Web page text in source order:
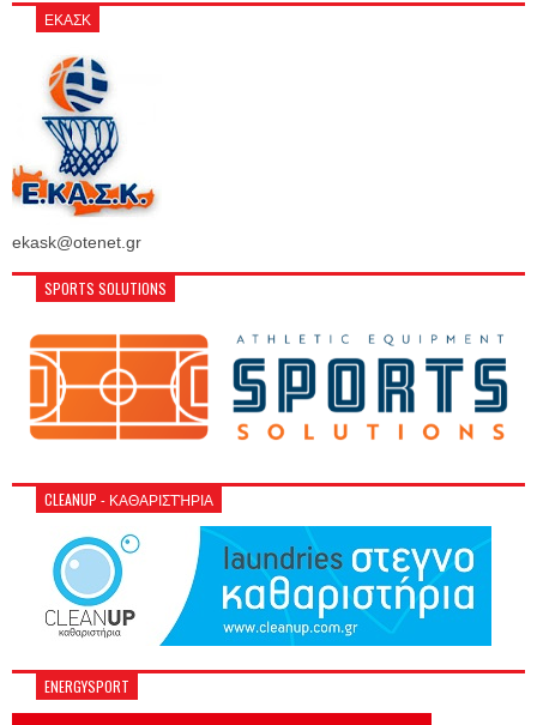
ΕΚΑΣΚ
ekask@otenet.gr
SPORTS SOLUTIONS
CLEANUP - ΚΑΘΑΡΙΣΤΉΡΙΑ
ENERGYSPORT